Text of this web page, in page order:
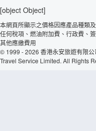
[object Object]
本網頁所顯示之價格因應產品種類
任何稅項、燃油附加費、行政費、
其他應繳費用
© 1999 - 2026 香港永安旅遊有限
Travel Service Limited. All Rights